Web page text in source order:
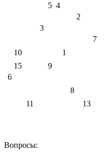
5 4
2
3
7
10
1
15
9
6
8
11
13
Вопросы: